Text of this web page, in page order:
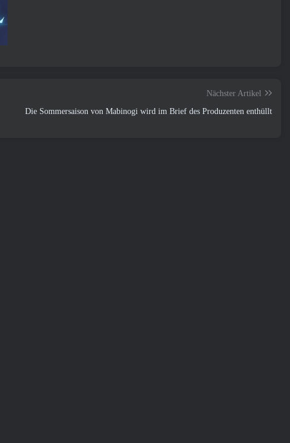
Nächster Artikel
Die Sommersaison von Mabinogi wird im Brief des Produzenten enthüllt